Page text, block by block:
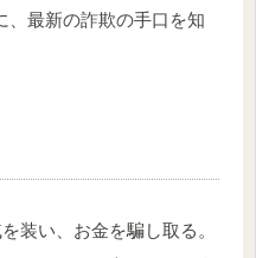
、最新の詐欺の手口を知
装い、お金を騙し取る。